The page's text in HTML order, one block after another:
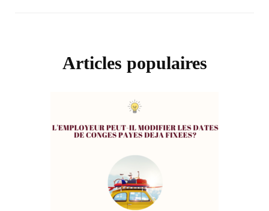
Articles populaires